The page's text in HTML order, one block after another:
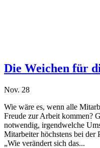
Die Weichen für
Nov. 28
Wie wäre es, wenn alle
Freude zur Arbeit kommen?
notwendig, irgendwelche
Mitarbeiter höchstens bei der
„Wie verändert sich das...